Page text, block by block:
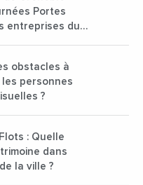
Portes
entreprises du
obstacles à
les personnes
?
: Quelle
dans
la ville ?